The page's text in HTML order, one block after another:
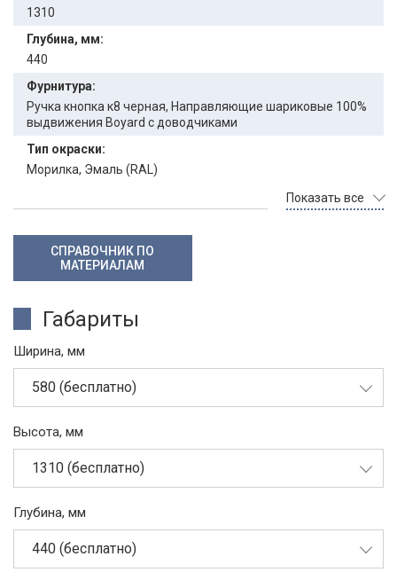
1310
Глубина, мм:
440
Фурнитура:
Ручка кнопка к8 черная, Направляющие шариковые 100%
выдвижения Boyard с доводчиками
Тип окраски:
Морилка, Эмаль (RAL)
Показать все
СПРАВОЧНИК ПО
МАТЕРИАЛАМ
Габариты
Ширина, мм
580 (бесплатно)
Высота, мм
1310 (бесплатно)
Глубина, мм
440 (бесплатно)